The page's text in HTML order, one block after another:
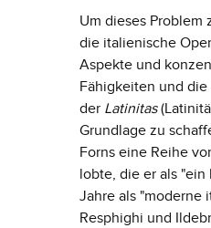
Um dieses
die italienische
Aspekte und
Fähigkeiten und
der Latinitas
Grundlage zu
Forns eine Reihe
lobte, die er als
Jahre als "moderne
Resphighi und